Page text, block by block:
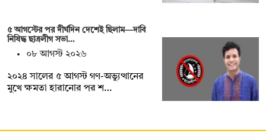
৫ আগস্টের পর দীর্ঘদিন দেশেই ছিলাম—দাবি
নিষিদ্ধ ছাত্রলীগ সভা…
০৮ আগস্ট ২০২৬
২০২৪ সালের ৫ আগস্ট গণ-অভ্যুত্থানের
মুখে ক্ষমতা হারানোর পর শ…